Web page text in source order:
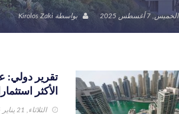
الخميس, 7 أغسطس 2025 بواسطة Kirolos Zaki
الأكثر
الثلاثاء, 21 يناير 2025